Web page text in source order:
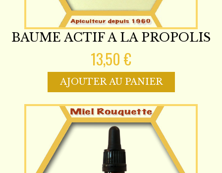
BAUME ACTIF A LA PROPOLIS
13,50 €
AJOUTER AU PANIER